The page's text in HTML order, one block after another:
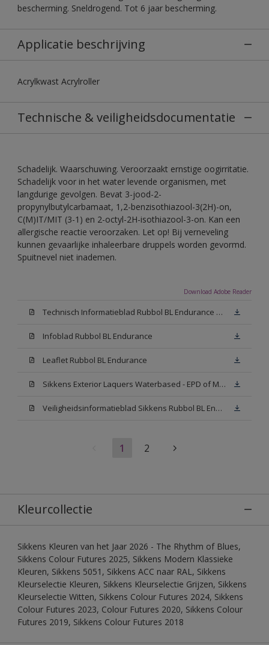
bescherming. Sneldrogend. Tot 6 jaar bescherming.
Applicatie beschrijving
Acrylkwast Acrylroller
Technische & veiligheidsdocumentatie
Schadelijk. Waarschuwing. Veroorzaakt ernstige oogirritatie.
Schadelijk voor in het water levende organismen, met
langdurige gevolgen. Bevat 3-jood-2-
propynylbutylcarbamaat, 1,2-benzisothiazool-3(2H)-on,
C(M)IT/MIT (3-1) en 2-octyl-2H-isothiazool-3-on. Kan een
allergische reactie veroorzaken. Let op! Bij verneveling
kunnen gevaarlijke inhaleerbare druppels worden gevormd.
Spuitnevel niet inademen.
Download Adobe Reader
Technisch Informatieblad Rubbol BL Endurance HG (PDF)
Infoblad Rubbol BL Endurance
Leaflet Rubbol BL Endurance
Sikkens Exterior Laquers Waterbased - EPD of Milieuproductverklaring
Veiligheidsinformatieblad Sikkens Rubbol BL Endurance High Gloss N00 (MSDS)
1 2
Kleurcollectie
Sikkens Kleuren van het Jaar 2026 - The Rhythm of Blues,
Sikkens Colour Futures 2025, Sikkens Modern Klassieke
Kleuren, Sikkens 5051, Sikkens ACC naar RAL, Sikkens
Kleurselectie Kleuren, Sikkens Kleurselectie Grijzen, Sikkens
Kleurselectie Witten, Sikkens Colour Futures 2024, Sikkens
Colour Futures 2023, Colour Futures 2020, Sikkens Colour
Futures 2019, Sikkens Colour Futures 2018